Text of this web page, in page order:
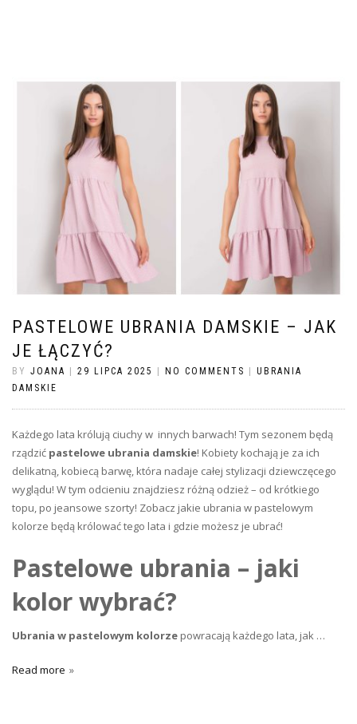
PASTELOWE UBRANIA DAMSKIE – JAK
JE ŁĄCZYĆ?
BY JOANA | 29 LIPCA 2025 | NO COMMENTS | UBRANIA
DAMSKIE
Każdego lata królują ciuchy w innych barwach! Tym sezonem będą
rządzić pastelowe ubrania damskie! Kobiety kochają je za ich
delikatną, kobiecą barwę, która nadaje całej stylizacji dziewczęcego
wyglądu! W tym odcieniu znajdziesz różną odzież – od krótkiego
topu, po jeansowe szorty! Zobacz jakie ubrania w pastelowym
kolorze będą królować tego lata i gdzie możesz je ubrać!
Pastelowe ubrania – jaki
kolor wybrać?
Ubrania w pastelowym kolorze powracają każdego lata, jak …
Read more